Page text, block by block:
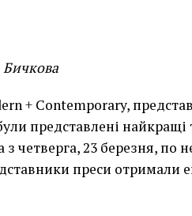
Бичкова
+ Contemporary,
представлені найкращі
четверга, 23 березня, по
преси отримали